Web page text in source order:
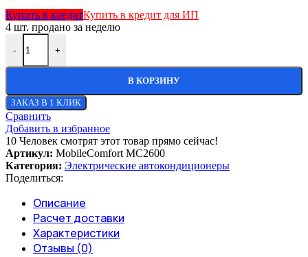
Купить в кредитКупить в кредит для ИП
4 шт. продано за неделю
- +
В КОРЗИНУ
ЗАКАЗ В 1 КЛИК
Сравнить
Добавить в избранное
10 Человек смотрят этот товар прямо сейчас!
Артикул: MobileComfort MC2600
Категория: Электрические автокондиционеры
Поделиться:
Описание
Расчет доставки
Характеристики
Отзывы (0)